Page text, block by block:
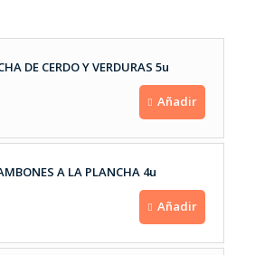
DE CERDO Y VERDURAS 5u
Añadir
A LA PLANCHA 4u
Añadir